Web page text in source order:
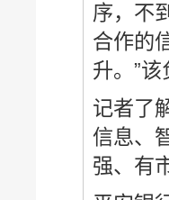
序，不
合作的
升。”
记者了
信息、
强、有